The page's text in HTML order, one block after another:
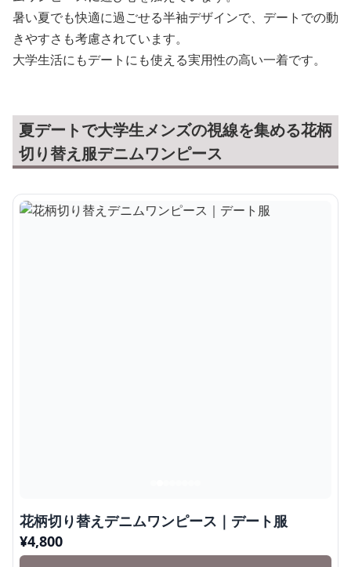
暑い夏でも快適に過ごせる半袖デザインで、デートでの動
きやすさも考慮されています。
大学生活にもデートにも使える実用性の高い一着です。
夏デートで大学生メンズの視線を集める花柄
切り替え服デニムワンピース
花柄切り替えデニムワンピース｜デート服
¥4,800